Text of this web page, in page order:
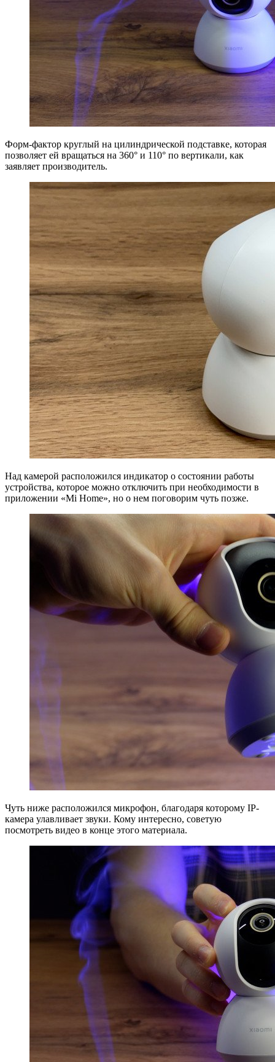
Форм-фактор круглый на цилиндрической подставке, которая
позволяет ей вращаться на 360° и 110° по вертикали, как
заявляет производитель.
Над камерой расположился индикатор о состоянии работы
устройства, которое можно отключить при необходимости в
приложении «Mi Home», но о нем поговорим чуть позже.
Чуть ниже расположился микрофон, благодаря которому IP-
камера улавливает звуки. Кому интересно, советую
посмотреть видео в конце этого материала.